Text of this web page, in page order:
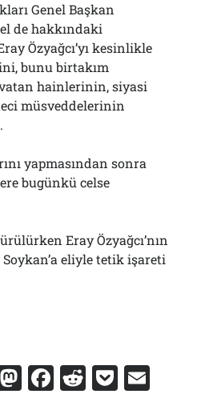
Genel Başkan
de hakkındaki
Özyağcı’yı kesinlikle
bunu birtakım
hainlerinin, siyasi
müsveddelerinin
yapmasından sonra
bugünkü celse
Eray Özyağcı’nın
eliyle tetik işareti
M F R P